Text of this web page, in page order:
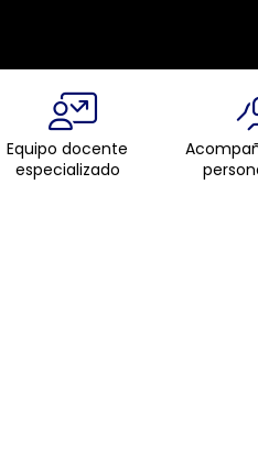
Equipo docente
especializado